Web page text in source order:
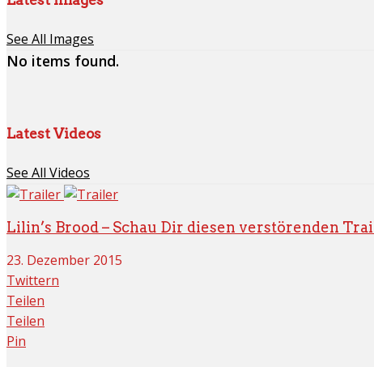
See All Images
No items found.
Latest Videos
See All Videos
Lilin’s Brood – Schau Dir diesen verstörenden
23. Dezember 2015
Twittern
Teilen
Teilen
Pin